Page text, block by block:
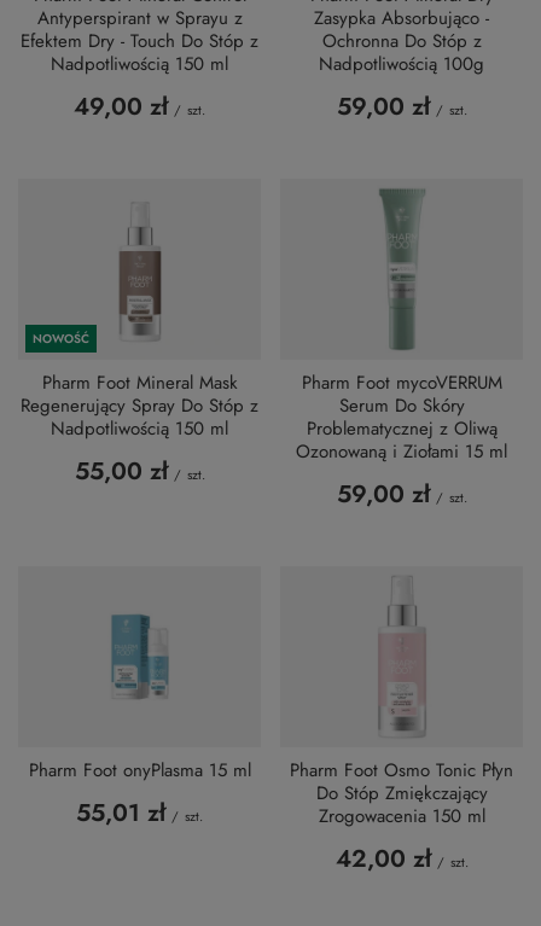
Antyperspirant w Sprayu z
Efektem Dry - Touch Do Stóp z
Nadpotliwością 150 ml
49,00 zł / szt.
Zasypka Absorbująco -
Ochronna Do Stóp z
Nadpotliwością 100g
59,00 zł / szt.
NOWOŚĆ
Pharm Foot Mineral Mask
Regenerujący Spray Do Stóp z
Nadpotliwością 150 ml
55,00 zł / szt.
Pharm Foot mycoVERRUM
Serum Do Skóry
Problematycznej z Oliwą
Ozonowaną i Ziołami 15 ml
59,00 zł / szt.
Pharm Foot onyPlasma 15 ml
55,01 zł / szt.
Pharm Foot Osmo Tonic Płyn
Do Stóp Zmiękczający
Zrogowacenia 150 ml
42,00 zł / szt.